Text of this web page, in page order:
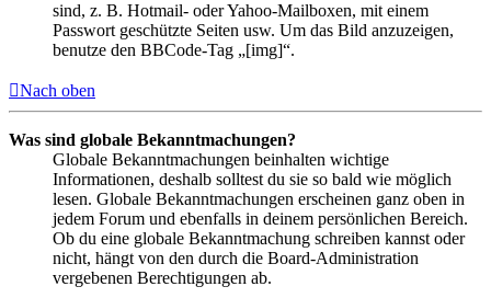
sind, z. B. Hotmail- oder Yahoo-Mailboxen, mit einem
Passwort geschützte Seiten usw. Um das Bild anzuzeigen,
benutze den BBCode-Tag „[img]“.
Nach oben
Was sind globale Bekanntmachungen?
Globale Bekanntmachungen beinhalten wichtige
Informationen, deshalb solltest du sie so bald wie möglich
lesen. Globale Bekanntmachungen erscheinen ganz oben in
jedem Forum und ebenfalls in deinem persönlichen Bereich.
Ob du eine globale Bekanntmachung schreiben kannst oder
nicht, hängt von den durch die Board-Administration
vergebenen Berechtigungen ab.